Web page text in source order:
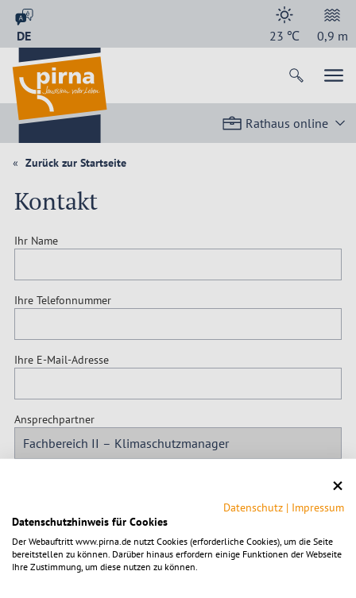
DE 23 ℃ 0,9 m
Rathaus online
Zurück zur Startseite
Kontakt
Ihr Name
Ihre Telefonnummer
Ihre E-Mail-Adresse
Ansprechpartner
Ihre Nachricht
Datenschutz | Impressum
Datenschutzhinweis für Cookies
Der Webauftritt www.pirna.de nutzt Cookies (erforderliche Cookies), um die Seite
bereitstellen zu können. Darüber hinaus erfordern einige Funktionen der Webseite
Ihre Zustimmung, um diese nutzen zu können.